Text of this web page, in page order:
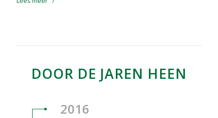
DOOR DE JAREN HEEN
2016